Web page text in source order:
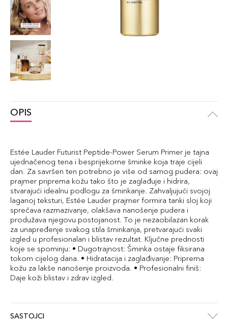
OPIS
Estée Lauder Futurist Peptide-Power Serum Primer je tajna
ujednačenog tena i besprijekorne šminke koja traje cijeli
dan. Za savršen ten potrebno je više od samog pudera: ovaj
prajmer priprema kožu tako što je zaglađuje i hidrira,
stvarajući idealnu podlogu za šminkanje. Zahvaljujući svojoj
laganoj teksturi, Estée Lauder prajmer formira tanki sloj koji
sprečava razmazivanje, olakšava nanošenje pudera i
produžava njegovu postojanost. To je nezaobilazan korak
za unapređenje svakog stila šminkanja, pretvarajući svaki
izgled u profesionalan i blistav rezultat. Ključne prednosti
koje se spominju: • Dugotrajnost: Šminka ostaje fiksirana
tokom cijelog dana. • Hidratacija i zaglađivanje: Priprema
kožu za lakše nanošenje proizvoda. • Profesionalni finiš:
Daje koži blistav i zdrav izgled.
SASTOJCI